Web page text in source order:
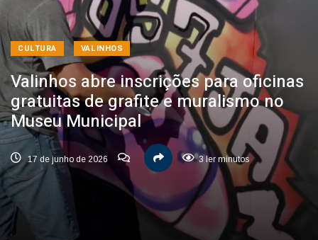
CULTURA VALINHOS
Valinhos abre inscrições para oficinas
gratuitas de grafite e muralismo no
Museu Municipal
17 de junho de 2026 3 ler minutos